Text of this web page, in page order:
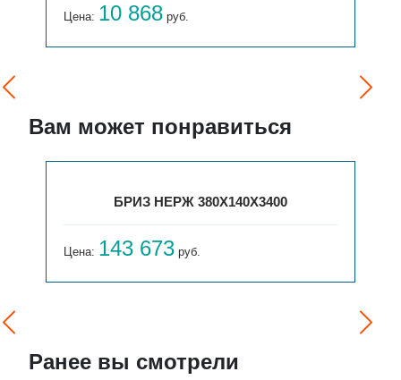
Цена: 10 868 руб.
Вам может понравиться
БРИЗ НЕРЖ 380Х140Х3400
Цена: 143 673 руб.
Ранее вы смотрели